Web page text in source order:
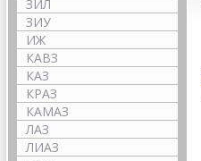
ЗИЛ
ЗИУ
ИЖ
КАВЗ
КАЗ
КРАЗ
КАМАЗ
ЛАЗ
ЛИАЗ